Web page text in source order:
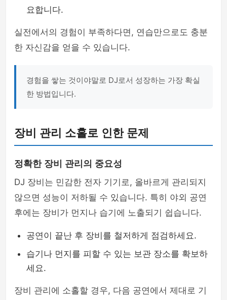
요합니다.
실전에서의 경험이 부족하다면, 연습만으로도 충분
한 자신감을 얻을 수 있습니다.
경험을 쌓는 것이야말로 DJ로서 성장하는 가장 확실
한 방법입니다.
장비 관리 소홀로 인한 문제
정확한 장비 관리의 중요성
DJ 장비는 민감한 전자 기기로, 올바르게 관리되지
않으면 성능이 저하될 수 있습니다. 특히 야외 공연
후에는 장비가 먼지나 습기에 노출되기 쉽습니다.
공연이 끝난 후 장비를 철저하게 점검하세요.
습기나 먼지를 피할 수 있는 보관 장소를 확보하
세요.
장비 관리에 소홀할 경우, 다음 공연에서 제대로 기